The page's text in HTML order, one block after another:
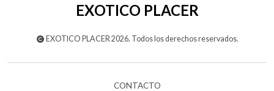
EXOTICO PLACER
EXOTICO PLACER 2026. Todos los derechos reservados.
CONTACTO